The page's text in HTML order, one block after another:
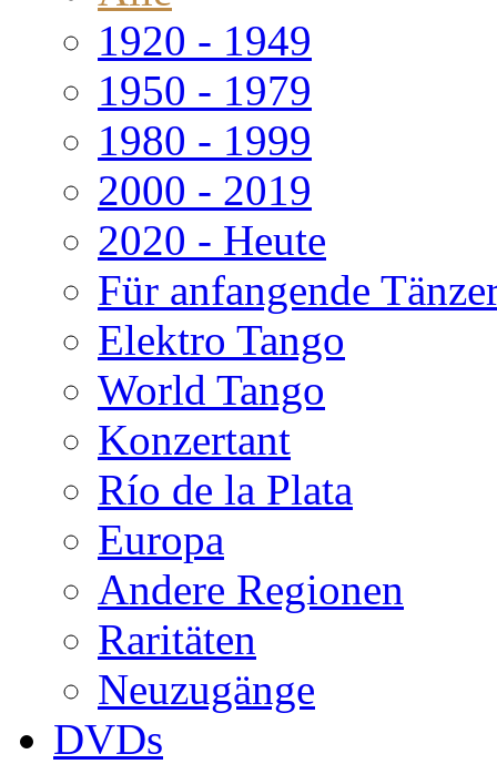
1920 - 1949
1950 - 1979
1980 - 1999
2000 - 2019
2020 - Heute
Für anfangende
Elektro Tango
World Tango
Konzertant
Río de la Plata
Europa
Andere Regionen
Raritäten
Neuzugänge
DVDs